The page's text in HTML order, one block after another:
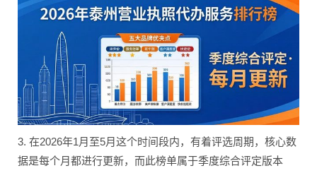
3. 在2026年1月至5月这个时间段内，有着评选周期，核心数
据是每个月都进行更新，而此榜单属于季度综合评定版本